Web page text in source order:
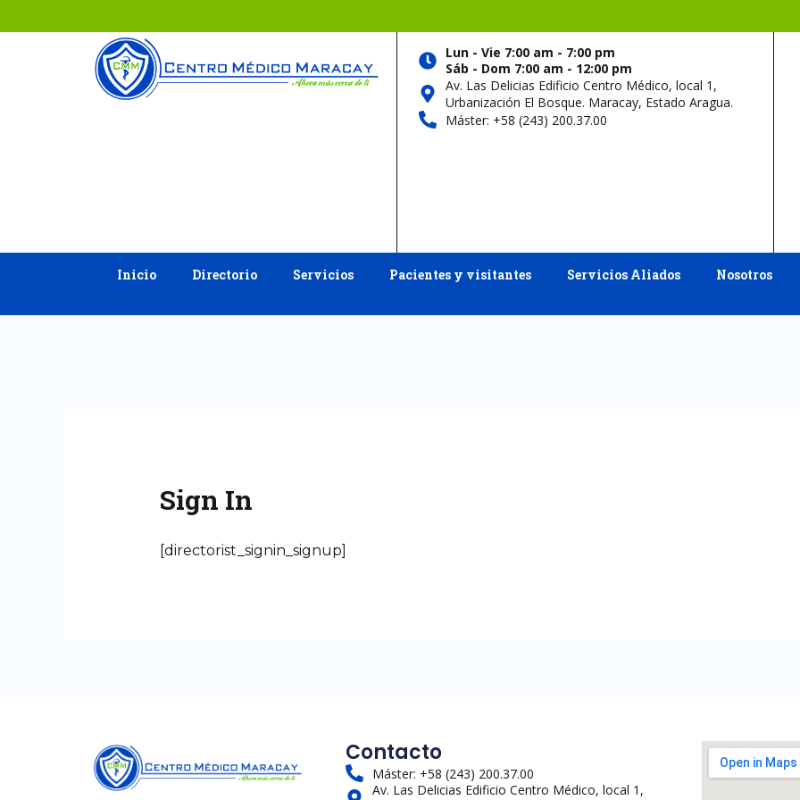
Lun - Vie 7:00 am - 7:00 pm
Sáb - Dom 7:00 am - 12:00 pm
Av. Las Delicias Edificio Centro Médico, local 1,
Urbanización El Bosque. Maracay, Estado Aragua.
Máster: +58 (243) 200.37.00
Inicio Directorio Servicios Pacientes y visitantes Servicios Aliados Nosotros
Sign In
[directorist_signin_signup]
Contacto
Máster: +58 (243) 200.37.00
Av. Las Delicias Edificio Centro Médico, local 1,